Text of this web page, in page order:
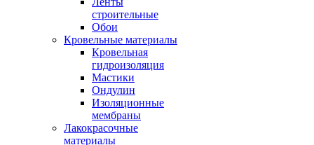
строительные
Обои
Кровельные материалы
Кровельная
гидроизоляция
Мастики
Ондулин
Изоляционные
мембраны
Лакокрасочные
материалы